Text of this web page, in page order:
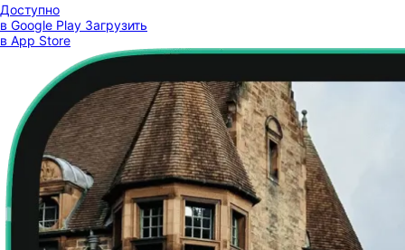
Доступно
в Google Play Загрузить
в App Store